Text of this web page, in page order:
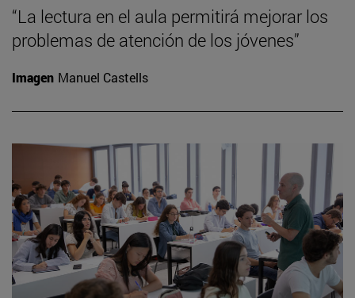
“La lectura en el aula permitirá mejorar los
problemas de atención de los jóvenes”
Imagen Manuel Castells